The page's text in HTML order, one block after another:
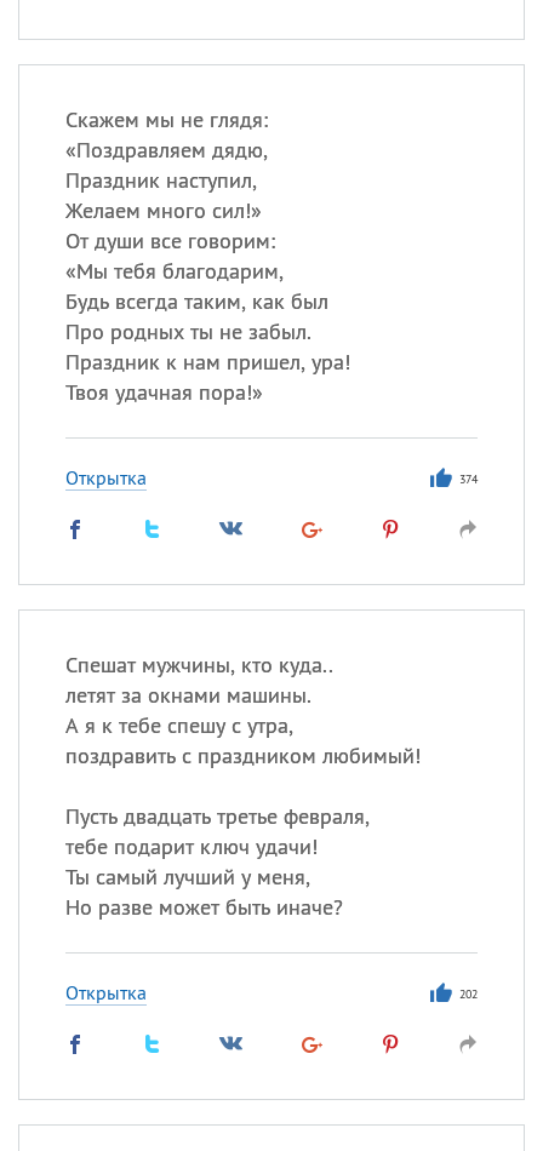
Скажем мы не глядя:
«Поздравляем дядю,
Праздник наступил,
Желаем много сил!»
От души все говорим:
«Мы тебя благодарим,
Будь всегда таким, как был
Про родных ты не забыл.
Праздник к нам пришел, ура!
Твоя удачная пора!»
Открытка 374
Спешат мужчины, кто куда..
летят за окнами машины.
А я к тебе спешу с утра,
поздравить с праздником любимый!
Пусть двадцать третье февраля,
тебе подарит ключ удачи!
Ты самый лучший у меня,
Но разве может быть иначе?
Открытка 202